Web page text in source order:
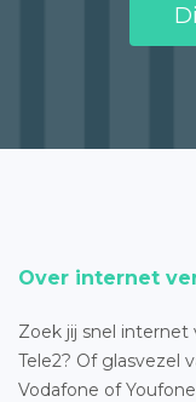
Over internet
Zoek jij snel internet
Tele2? Of glasvezel
Vodafone of